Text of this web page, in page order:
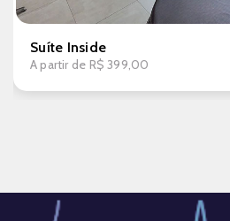
Suíte Inside
A partir de R$ 399,00